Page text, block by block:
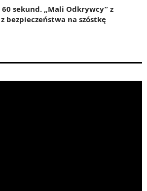
sekund. „Mali Odkrywcy” z
bezpieczeństwa na szóstkę